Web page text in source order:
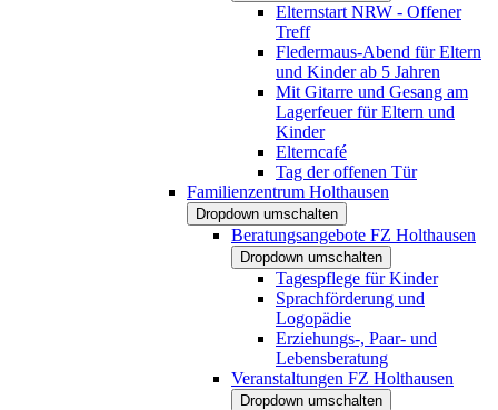
Elternstart NRW - Offener
Treff
Fledermaus-Abend für Eltern
und Kinder ab 5 Jahren
Mit Gitarre und Gesang am
Lagerfeuer für Eltern und
Kinder
Elterncafé
Tag der offenen Tür
Familienzentrum Holthausen
Dropdown umschalten
Beratungsangebote FZ Holthausen
Dropdown umschalten
Tagespflege für Kinder
Sprachförderung und
Logopädie
Erziehungs-, Paar- und
Lebensberatung
Veranstaltungen FZ Holthausen
Dropdown umschalten